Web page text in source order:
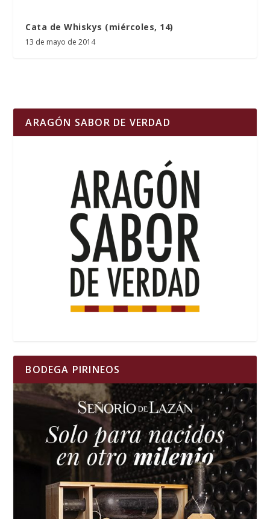
Cata de Whiskys (miércoles, 14)
13 de mayo de 2014
ARAGÓN SABOR DE VERDAD
BODEGA PIRINEOS